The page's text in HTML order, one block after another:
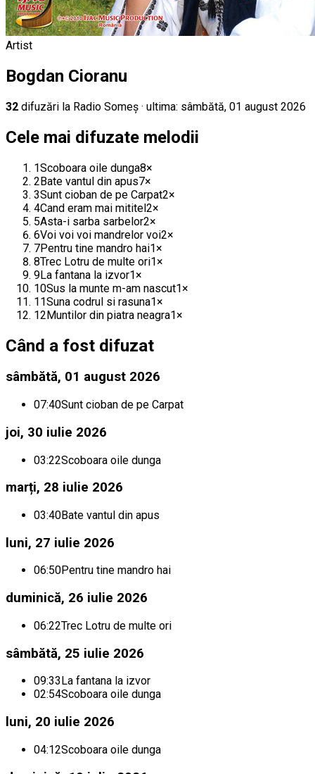
Artist
Bogdan Cioranu
32 difuzări la Radio Someș · ultima: sâmbătă, 01 august 2026
Cele mai difuzate melodii
1Scoboara oile dunga8×
2Bate vantul din apus7×
3Sunt cioban de pe Carpat2×
4Cand eram mai mititel2×
5Asta-i sarba sarbelor2×
6Voi voi voi mandrelor voi2×
7Pentru tine mandro hai1×
8Trec Lotru de multe ori1×
9La fantana la izvor1×
10Sus la munte m-am nascut1×
11Suna codrul si rasuna1×
12Muntilor din piatra neagra1×
Când a fost difuzat
sâmbătă, 01 august 2026
07:40Sunt cioban de pe Carpat
joi, 30 iulie 2026
03:22Scoboara oile dunga
marți, 28 iulie 2026
03:40Bate vantul din apus
luni, 27 iulie 2026
06:50Pentru tine mandro hai
duminică, 26 iulie 2026
06:22Trec Lotru de multe ori
sâmbătă, 25 iulie 2026
09:33 La fantana la izvor
02:54Scoboara oile dunga
luni, 20 iulie 2026
04:12Scoboara oile dunga